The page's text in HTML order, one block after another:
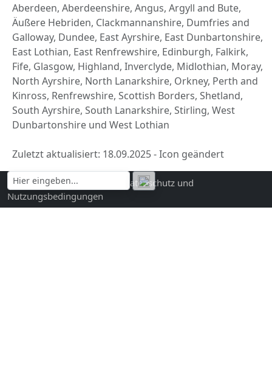
Aberdeen, Aberdeenshire, Angus, Argyll and Bute,
Äußere Hebriden, Clackmannanshire, Dumfries and
Galloway, Dundee, East Ayrshire, East Dunbartonshire,
East Lothian, East Renfrewshire, Edinburgh, Falkirk,
Fife, Glasgow, Highland, Inverclyde, Midlothian, Moray,
North Ayrshire, North Lanarkshire, Orkney, Perth and
Kinross, Renfrewshire, Scottish Borders, Shetland,
South Ayrshire, South Lanarkshire, Stirling, West
Dunbartonshire und West Lothian
Zuletzt aktualisiert: 18.09.2025 - Icon geändert
Kontakt und Impressum
Datenschutz und
Nutzungsbedingungen